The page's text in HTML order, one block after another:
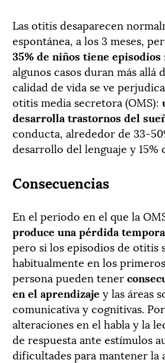
Las otitis desaparecen
espontánea, a los 3 meses,
35% de niños tiene
algunos casos duran más allá
calidad de vida se ve
otitis media secretora (OMS):
desarrolla trastornos del
conducta, alrededor de 33-
desarrollo del lenguaje y 15%
Consecuencias
En el periodo en el que la
produce una pérdida
pero si los episodios de otitis
habitualmente en los
persona pueden tener
en el aprendizaje y las áreas
comunicativa y cognitivas.
alteraciones en el habla y la
de respuesta ante estímulos
dificultades para mantener la